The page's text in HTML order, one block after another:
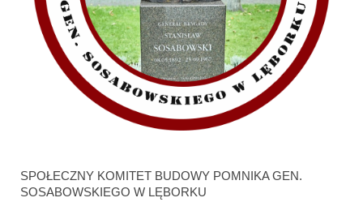
SPOŁECZNY KOMITET BUDOWY POMNIKA GEN.
SOSABOWSKIEGO W LĘBORKU